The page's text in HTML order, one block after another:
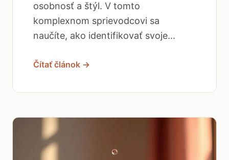
osobnosť a štýl. V tomto
komplexnom sprievodcovi sa
naučíte, ako identifikovať svoje...
Čítať článok →